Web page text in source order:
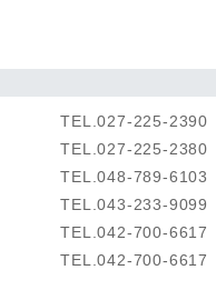
TEL.027-225-2390
TEL.027-225-2380
TEL.048-789-6103
TEL.043-233-9099
TEL.042-700-6617
TEL.042-700-6617